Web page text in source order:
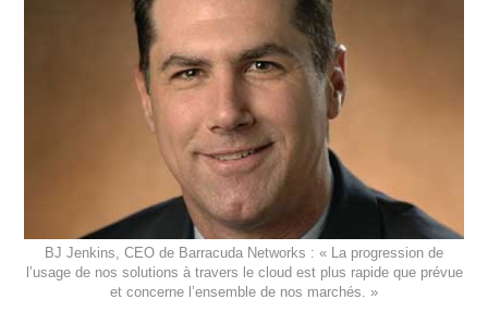
BJ Jenkins, CEO de Barracuda Networks : « La progression de
l’usage de nos solutions à travers le cloud est plus rapide que prévue
et concerne l’ensemble de nos marchés. »